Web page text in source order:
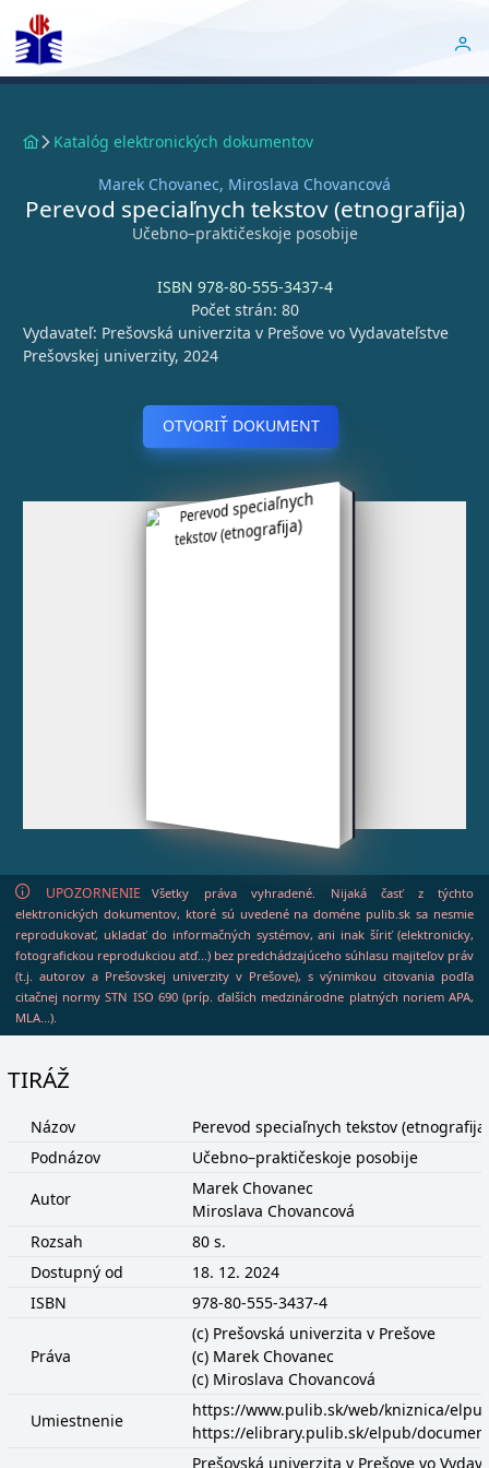
Katalóg elektronických dokumentov
Marek Chovanec, Miroslava Chovancová
Perevod speciaľnych tekstov (etnografija)
Učebno–praktičeskoje posobije
ISBN 978-80-555-3437-4
Počet strán: 80
Vydavateľ: Prešovská univerzita v Prešove vo Vydavateľstve
Prešovskej univerzity, 2024
OTVORIŤ DOKUMENT
UPOZORNENIE
Všetky práva vyhradené. Nijaká časť z týchto
elektronických dokumentov, ktoré sú uvedené na doméne pulib.sk sa nesmie
reprodukovať, ukladať do informačných systémov, ani inak šíriť (elektronicky,
fotografickou reprodukciou atď...) bez predchádzajúceho súhlasu majiteľov práv
(t.j. autorov a Prešovskej univerzity v Prešove), s výnimkou citovania podľa
citačnej normy STN ISO 690 (príp. ďalších medzinárodne platných noriem APA,
MLA...).
TIRÁŽ
Názov
Perevod speciaľnych tekstov (etnografija)
Podnázov
Učebno–praktičeskoje posobije
Autor
Marek Chovanec
Miroslava Chovancová
Rozsah
80 s.
Dostupný od
18. 12. 2024
ISBN
978-80-555-3437-4
Práva
(c) Prešovská univerzita v Prešove
(c) Marek Chovanec
(c) Miroslava Chovancová
Umiestnenie
https://www.pulib.sk/web/kniznica/
https://elibrary.pulib.sk/elpub/
Prešovská univerzita v Prešove vo